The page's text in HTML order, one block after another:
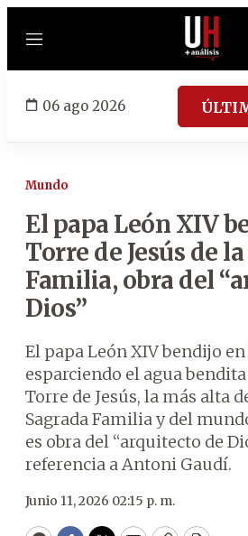
Menú
06 ago 2026
Mundo
El papa León XIV
Torre de Jesús de
Familia, obra del
Dios”
El papa León XIV bendijo
esparciendo el agua
Torre de Jesús, la más alta
Sagrada Familia y del
es obra del “arquitecto de
referencia a Antoni Gaudí.
Junio 11, 2026 02:15 p. m.